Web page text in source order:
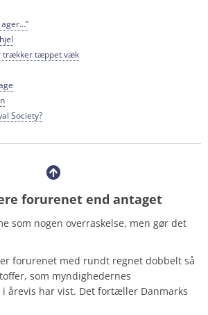
trækker tæppet væk
Society?
forurenet end antaget
som nogen overraskelse, men gør det
forurenet med rundt regnet dobbelt så
som myndighedernes
årevis har vist. Det fortæller Danmarks